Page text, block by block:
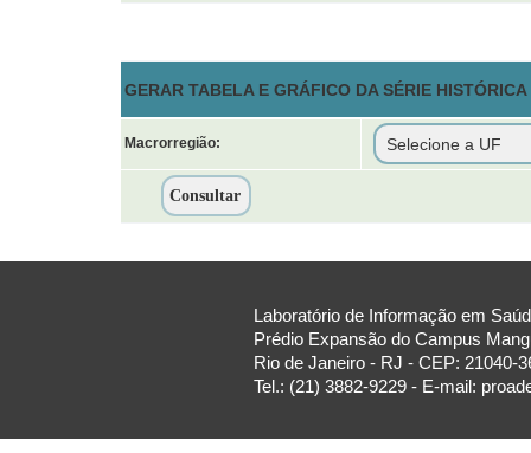
GERAR TABELA E GRÁFICO DA SÉRIE
Macrorregião:
Laboratório de Informação em
Prédio Expansão do Campus
Rio de Janeiro - RJ - CEP: 21040-
Tel.: (21) 3882-9229 - E-mail: